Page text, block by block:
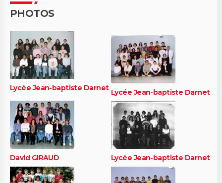
PHOTOS
Lycée Jean-baptiste Darnet Lycée Jean-baptiste Darnet
David GIRAUD Lycée Jean-baptiste Darnet